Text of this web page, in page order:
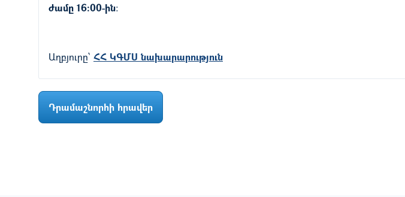
ժամը 16:00-ին։
Աղբյուրը՝ ՀՀ ԿԳՄՍ նախարարություն
Դրամաշնորհի հրավեր